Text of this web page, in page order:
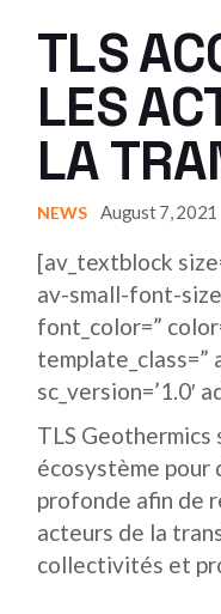
TLS
LES
LA
NEWS August 7, 2021
[av_textblock
av-small-font-
font_color=”
template_class=”
sc_version=’1.0′
TLS Geothermics
écosystème pour
profonde afin de
acteurs de la
collectivités et